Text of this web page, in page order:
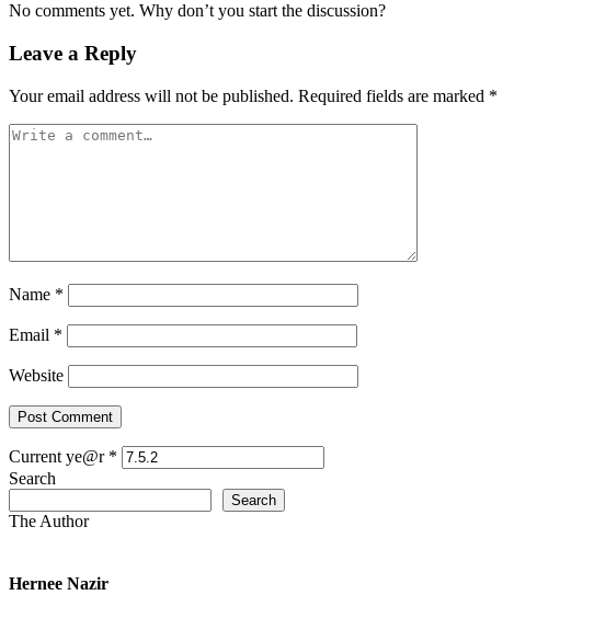
No comments yet. Why don’t you start the discussion?
Leave a Reply
Your email address will not be published. Required fields are marked *
Name *
Email *
Website
Current ye@r *
Search
Search
The Author
Hernee Nazir